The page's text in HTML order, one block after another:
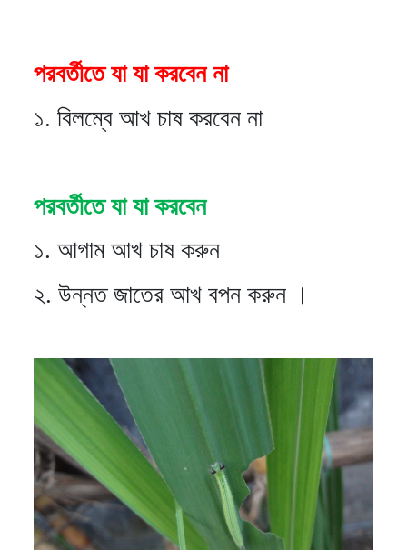
পরবর্তীতে যা যা করবেন না
১. বিলম্বে আখ চাষ করবেন না
পরবর্তীতে যা যা করবেন
১. আগাম আখ চাষ করুন
২. উন্নত জাতের আখ বপন করুন ।